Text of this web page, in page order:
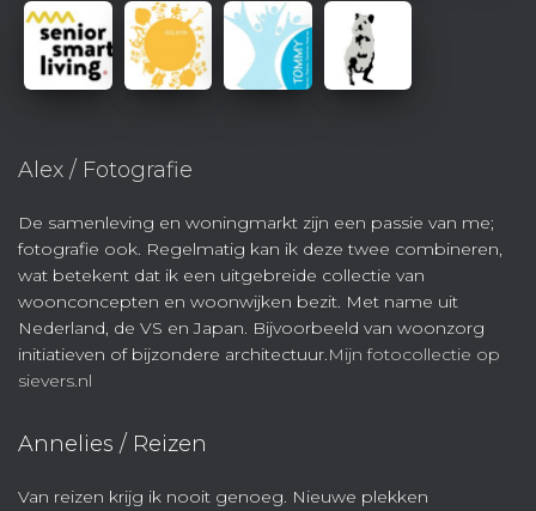
Alex / Fotografie
De samenleving en woningmarkt zijn een passie van me;
fotografie ook. Regelmatig kan ik deze twee combineren,
wat betekent dat ik een uitgebreide collectie van
woonconcepten en woonwijken bezit. Met name uit
Nederland, de VS en Japan. Bijvoorbeeld van woonzorg
initiatieven of bijzondere architectuur.Mijn fotocollectie op
sievers.nl
Annelies / Reizen
Van reizen krijg ik nooit genoeg. Nieuwe plekken